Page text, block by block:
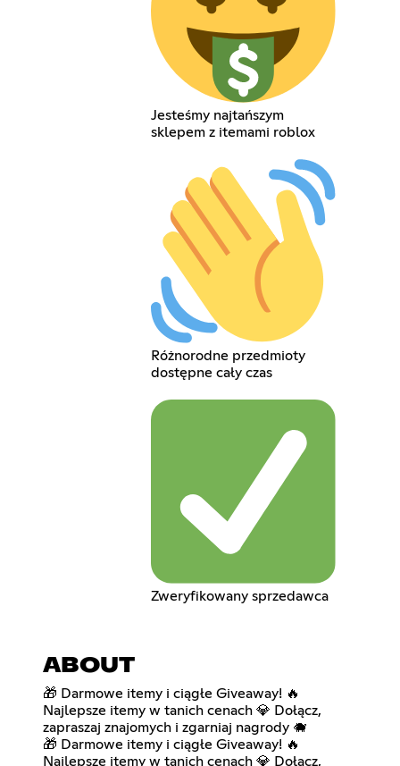
Jesteśmy najtańszym
sklepem z itemami roblox
Różnorodne przedmioty
dostępne cały czas
Zweryfikowany sprzedawca
ABOUT
🎁 Darmowe itemy i ciągłe Giveaway! 🔥
Najlepsze itemy w tanich cenach 💎 Dołącz,
zapraszaj znajomych i zgarniaj nagrody 🐗
🎁 Darmowe itemy i ciągłe Giveaway! 🔥
Najlepsze itemy w tanich cenach 💎 Dołącz,